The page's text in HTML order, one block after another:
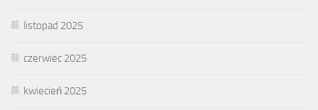
listopad 2025
czerwiec 2025
kwiecień 2025